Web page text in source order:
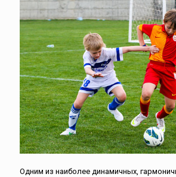
Одним из наиболее динамичных,